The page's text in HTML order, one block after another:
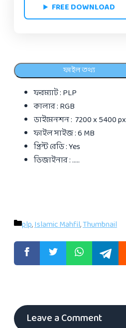
FREE DOWNLOAD
ফাইল তথ্য
ফরম্যাট : PLP
কালার : RGB
ডাইমেনশন : 7200 x 5400 px
ফাইল সাইজ : 6 MB
প্রিন্ট রেডি : Yes
ডিজাইনার : …..
Categories
plp,Islamic Mahfil,Thumbnail
Leave a Comment